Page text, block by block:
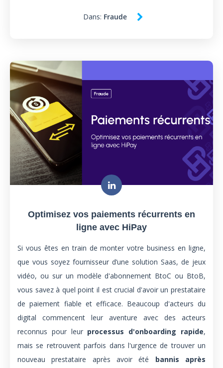
Dans: Fraude
Optimisez vos paiements récurrents en
ligne avec HiPay
Si vous êtes en train de monter votre business en ligne,
que vous soyez fournisseur d’une solution Saas, de jeux
vidéo, ou sur un modèle d'abonnement BtoC ou BtoB,
vous savez à quel point il est crucial d'avoir un prestataire
de paiement fiable et efficace. Beaucoup d'acteurs du
digital commencent leur aventure avec des acteurs
reconnus pour leur processus d'onboarding rapide,
mais se retrouvent parfois dans l'urgence de trouver un
nouveau prestataire après avoir été bannis après